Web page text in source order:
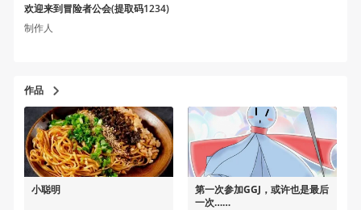
欢迎来到冒险者公会(提取码1234)
制作人
作品
小聪明
第一次参加GGJ，或许也是最后
一次……